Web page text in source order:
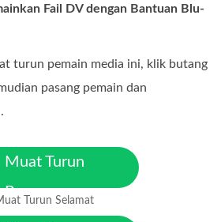
Fail DV dengan Bantuan Blu-
turun pemain media ini, klik butang
pasang pemain dan
Muat Turun
Percuma
Turun Selamat